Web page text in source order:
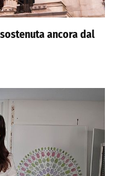
ancora dal